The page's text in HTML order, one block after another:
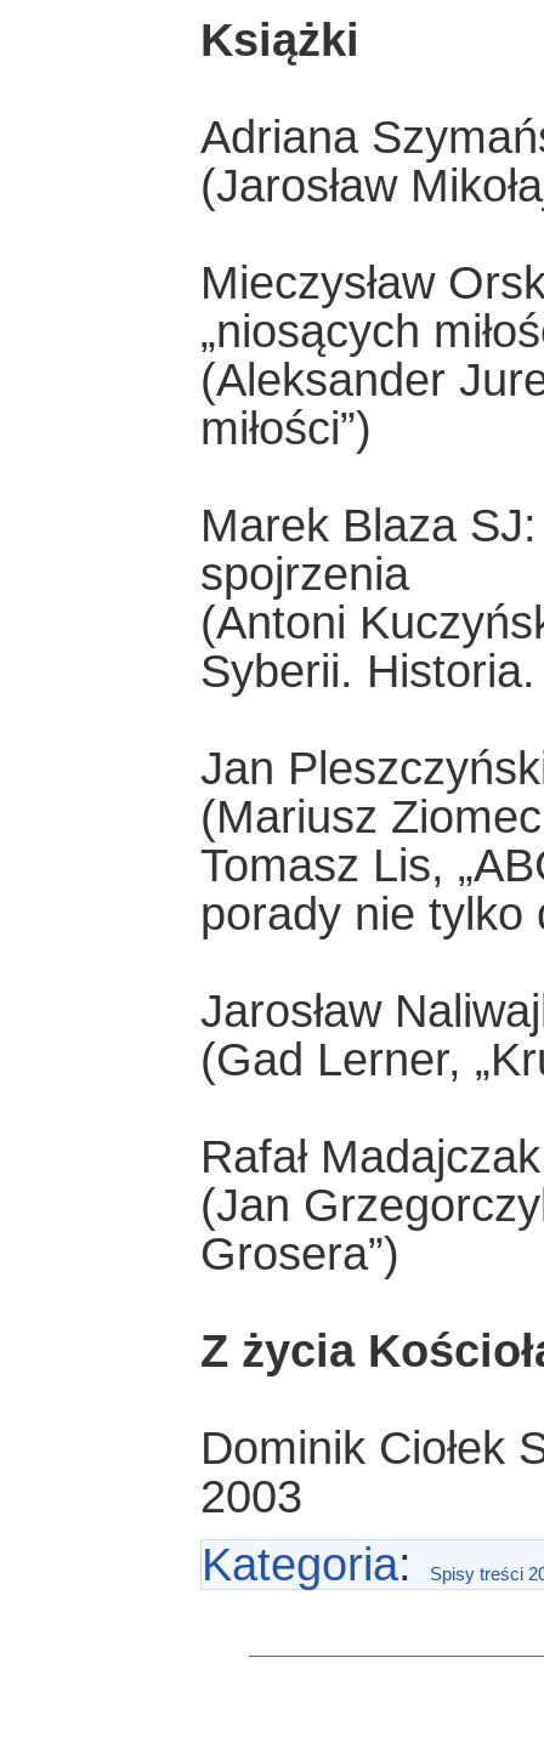
Książki
Adriana
(Jarosław
Mieczysław
„niosących
(Aleksander
miłości”)
Marek Blaza
spojrzenia
(Antoni
Syberii. Historia.
Jan
(Mariusz
Tomasz Lis,
porady nie tylko
Jarosław
(Gad Lerner,
Rafał
(Jan
Grosera”)
Z życia
Dominik Ciołek
2003
Kategoria: Spisy treści